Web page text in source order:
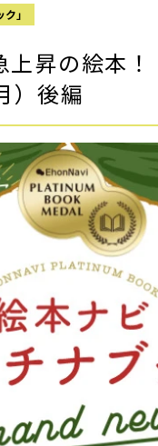
」
上昇の絵本
）後編